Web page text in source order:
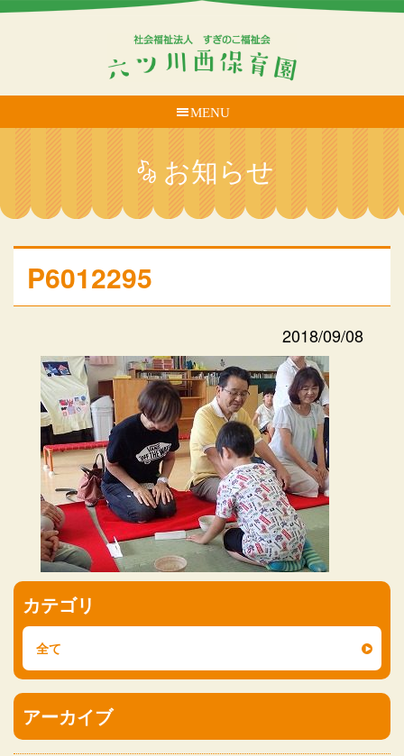
MENU
お知らせ
P6012295
2018/09/08
カテゴリ
全て
アーカイブ